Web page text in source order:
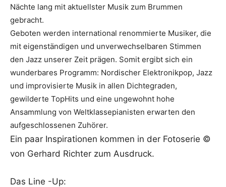
Nächte lang mit aktuellster Musik zum Brummen
gebracht.
Geboten werden international renommierte Musiker, die
mit eigenständigen und unverwechselbaren Stimmen
den Jazz unserer Zeit prägen. Somit ergibt sich ein
wunderbares Programm: Nordischer Elektronikpop, Jazz
und improvisierte Musik in allen Dichtegraden,
gewilderte TopHits und eine ungewohnt hohe
Ansammlung von Weltklassepianisten erwarten den
aufgeschlossenen Zuhörer.
Ein paar Inspirationen kommen in der Fotoserie ©
von Gerhard Richter zum Ausdruck.
Das Line -Up: